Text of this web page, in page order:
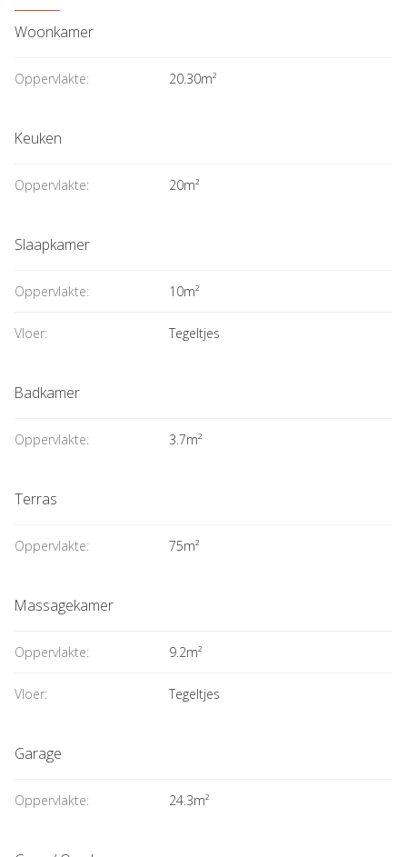
Woonkamer
Oppervlakte: 20.30m²
Keuken
Oppervlakte: 20m²
Slaapkamer
Oppervlakte: 10m²
Vloer: Tegeltjes
Badkamer
Oppervlakte: 3.7m²
Terras
Oppervlakte: 75m²
Massagekamer
Oppervlakte: 9.2m²
Vloer: Tegeltjes
Garage
Oppervlakte: 24.3m²